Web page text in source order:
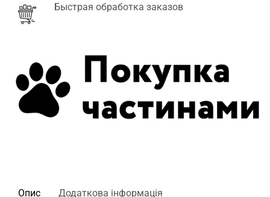
Быстрая обработка заказов
Опис Додаткова інформація